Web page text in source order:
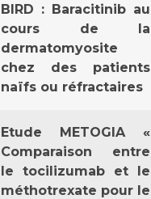
BIRD : Baracitinib au
cours de la
dermatomyosite
chez des patients
naïfs ou réfractaires
Etude METOGIA «
Comparaison entre
le tocilizumab et le
méthotrexate pour le